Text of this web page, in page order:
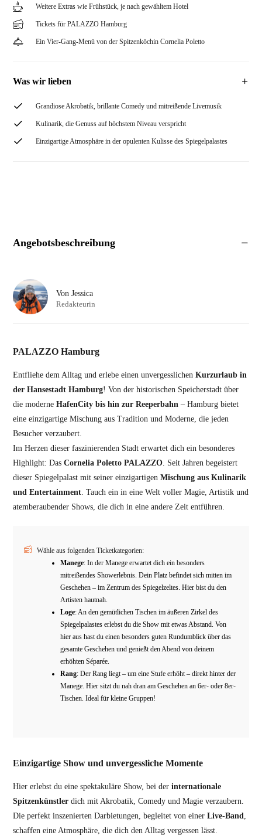
Weitere Extras wie Frühstück, je nach gewähltem Hotel
Tickets für PALAZZO Hamburg
Ein Vier-Gang-Menü von der Spitzenköchin Cornelia Poletto
Was wir lieben
Grandiose Akrobatik, brillante Comedy und mitreißende Livemusik
Kulinarik, die Genuss auf höchstem Niveau verspricht
Einzigartige Atmosphäre in der opulenten Kulisse des Spiegelpalastes
Angebotsbeschreibung
PALAZZO Hamburg
Entfliehe dem Alltag und erlebe einen unvergesslichen Kurzurlaub in
der Hansestadt Hamburg! Von der historischen Speicherstadt über
die moderne HafenCity bis hin zur Reeperbahn – Hamburg bietet
eine einzigartige Mischung aus Tradition und Moderne, die jeden
Besucher verzaubert.
Im Herzen dieser faszinierenden Stadt erwartet dich ein besonderes
Highlight: Das Cornelia Poletto PALAZZO. Seit Jahren begeistert
dieser Spiegelpalast mit seiner einzigartigen Mischung aus Kulinarik
und Entertainment. Tauch ein in eine Welt voller Magie, Artistik und
atemberaubender Shows, die dich in eine andere Zeit entführen.
Wähle aus folgenden Ticketkategorien:
Manege: In der Manege erwartet dich ein besonders
mitreißendes Showerlebnis. Dein Platz befindet sich mitten im
Geschehen – im Zentrum des Spiegelzeltes. Hier bist du den
Artisten hautnah.
Loge: An den gemütlichen Tischen im äußeren Zirkel des
Spiegelpalastes erlebst du die Show mit etwas Abstand. Von
hier aus hast du einen besonders guten Rundumblick über das
gesamte Geschehen und genießt den Abend von deinem
erhöhten Séparée.
Rang: Der Rang liegt – um eine Stufe erhöht – direkt hinter der
Manege. Hier sitzt du nah dran am Geschehen an 6er- oder 8er-
Tischen. Ideal für kleine Gruppen!
Einzigartige Show und unvergessliche Momente
Hier erlebst du eine spektakuläre Show, bei der internationale
Spitzenkünstler dich mit Akrobatik, Comedy und Magie verzaubern.
Die perfekt inszenierten Darbietungen, begleitet von einer Live-Band,
schaffen eine Atmosphäre, die dich den Alltag vergessen lässt.
Von Jessica
Redakteurin